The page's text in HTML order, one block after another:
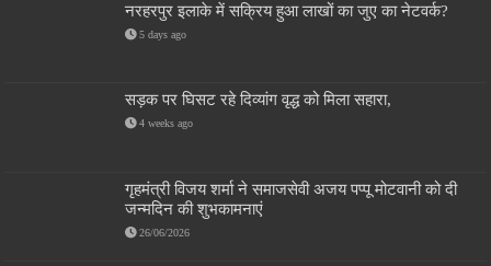
नरहरपुर इलाके में सक्रिय हुआ लाखों का जुए का नेटवर्क?
5 days ago
सड़क पर घिसट रहे दिव्यांग वृद्ध को मिला सहारा,
4 weeks ago
गृहमंत्री विजय शर्मा ने समाजसेवी अजय पप्पू मोटवानी को दी
जन्मदिन की शुभकामनाएं
26/06/2026